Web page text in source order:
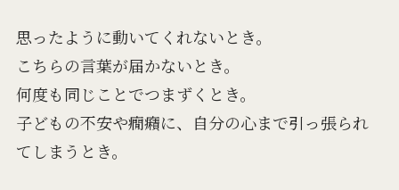
思ったように動いてくれないとき。
こちらの言葉が届かないとき。
何度も同じことでつまずくとき。
子どもの不安や癇癪に、自分の心まで引っ張られ
てしまうとき。